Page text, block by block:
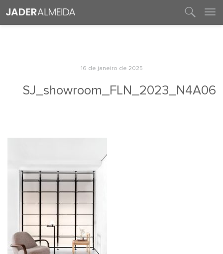
16 de janeiro de 2025